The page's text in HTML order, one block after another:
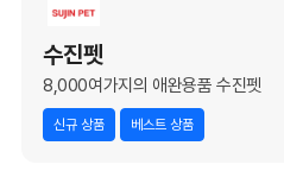
수진펫
8,000여가지의 애완용품 수진펫
신규 상품 베스트 상품